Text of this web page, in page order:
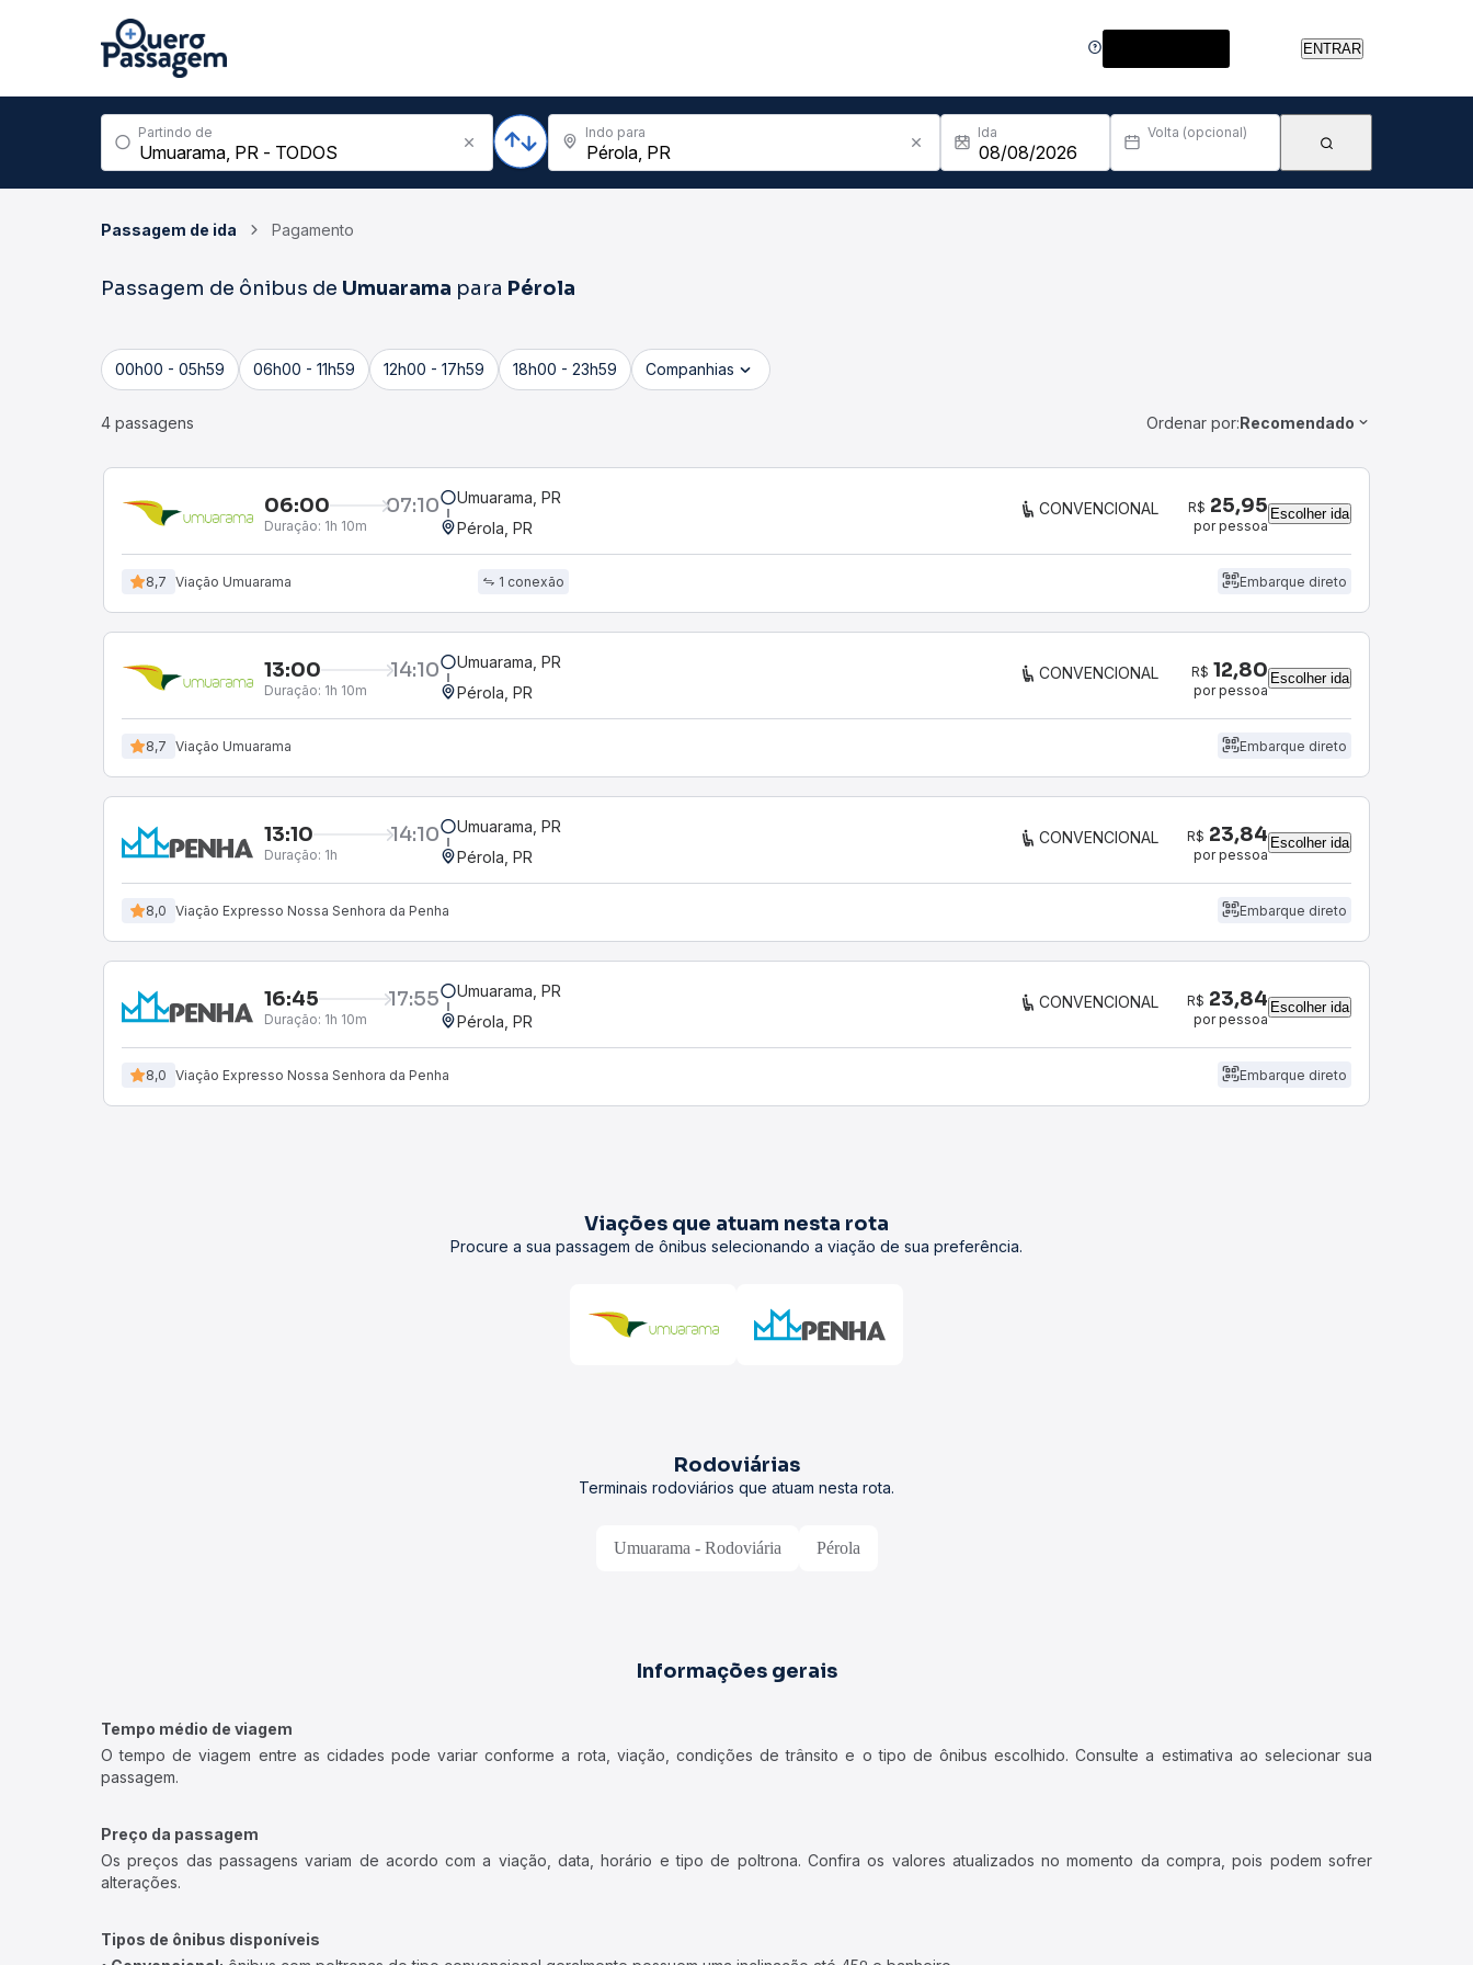
ENTRAR
Partindo de Indo para Ida Volta (opcional)
Passagem de ida Pagamento
Passagem de ônibus de Umuarama para Pérola
00h00 - 05h59 06h00 - 11h59 12h00 - 17h59 18h00 - 23h59 Companhias
4 passagens Ordenar por:Recomendado
06:00 07:10
Duração: 1h 10m
Umuarama, PR
Pérola, PR
CONVENCIONAL R$ 25,95
por pessoa
Escolher ida
8,7 Viação Umuarama 1 conexão Embarque direto
13:00 14:10
Duração: 1h 10m
Umuarama, PR
Pérola, PR
CONVENCIONAL R$ 12,80
por pessoa
Escolher ida
8,7 Viação Umuarama Embarque direto
13:10 14:10
Duração: 1h
Umuarama, PR
Pérola, PR
CONVENCIONAL R$ 23,84
por pessoa
Escolher ida
8,0 Viação Expresso Nossa Senhora da Penha Embarque direto
16:45 17:55
Duração: 1h 10m
Umuarama, PR
Pérola, PR
CONVENCIONAL R$ 23,84
por pessoa
Escolher ida
8,0 Viação Expresso Nossa Senhora da Penha Embarque direto
Viações que atuam nesta rota
Procure a sua passagem de ônibus selecionando a viação de sua preferência.
Rodoviárias
Terminais rodoviários que atuam nesta rota.
Umuarama - Rodoviária Pérola
Informações gerais
Tempo médio de viagem
O tempo de viagem entre as cidades pode variar conforme a rota, viação, condições de trânsito e o tipo de ônibus escolhido. Consulte a estimativa ao selecionar sua
passagem.
Preço da passagem
Os preços das passagens variam de acordo com a viação, data, horário e tipo de poltrona. Confira os valores atualizados no momento da compra, pois podem sofrer
alterações.
Tipos de ônibus disponíveis